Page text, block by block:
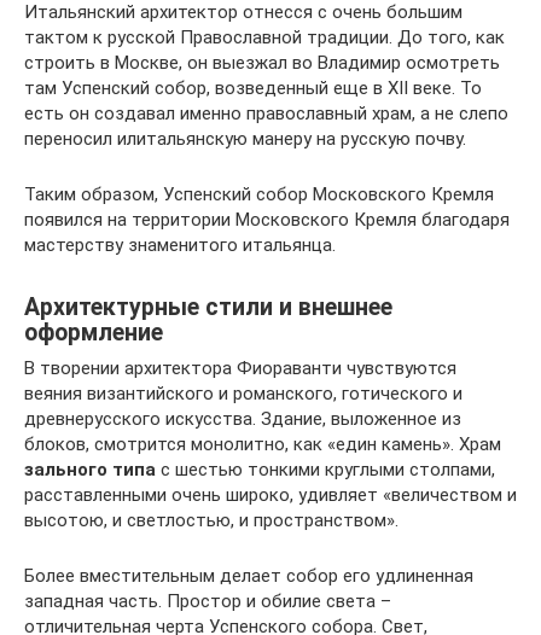
Итальянский архитектор отнесся с очень большим
тактом к русской Православной традиции. До того, как
строить в Москве, он выезжал во Владимир осмотреть
там Успенский собор, возведенный еще в XII веке. То
есть он создавал именно православный храм, а не слепо
переносил илитальянскую манеру на русскую почву.
Таким образом, Успенский собор Московского Кремля
появился на территории Московского Кремля благодаря
мастерству знаменитого итальянца.
Архитектурные стили и внешнее
оформление
В творении архитектора Фиораванти чувствуются
веяния византийского и романского, готического и
древнерусского искусства. Здание, выложенное из
блоков, смотрится монолитно, как «един камень». Храм
зального типа с шестью тонкими круглыми столпами,
расставленными очень широко, удивляет «величеством и
высотою, и светлостью, и пространством».
Более вместительным делает собор его удлиненная
западная часть. Простор и обилие света –
отличительная черта Успенского собора. Свет,